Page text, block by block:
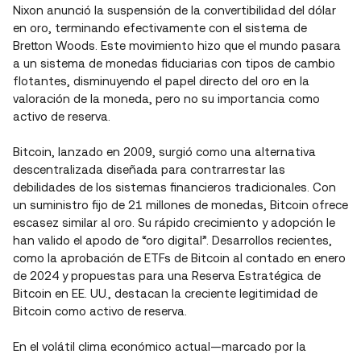
Nixon anunció la suspensión de la convertibilidad del dólar
en oro, terminando efectivamente con el sistema de
Bretton Woods. Este movimiento hizo que el mundo pasara
a un sistema de monedas fiduciarias con tipos de cambio
flotantes, disminuyendo el papel directo del oro en la
valoración de la moneda, pero no su importancia como
activo de reserva.
Bitcoin, lanzado en 2009, surgió como una alternativa
descentralizada diseñada para contrarrestar las
debilidades de los sistemas financieros tradicionales. Con
un suministro fijo de 21 millones de monedas, Bitcoin ofrece
escasez similar al oro. Su rápido crecimiento y adopción le
han valido el apodo de “oro digital”. Desarrollos recientes,
como la aprobación de ETFs de Bitcoin al contado en enero
de 2024 y propuestas para una Reserva Estratégica de
Bitcoin en EE. UU., destacan la creciente legitimidad de
Bitcoin como activo de reserva.
En el volátil clima económico actual—marcado por la